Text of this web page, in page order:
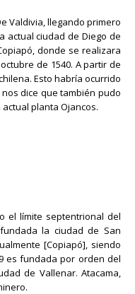
Valdivia, llegando primero
actual ciudad de Diego de
donde se realizara
de 1540. A partir de
Esto habría ocurrido
dice que también pudo
planta Ojancos.
el límite septentrional del
la ciudad de San
[Copiapó], siendo
es fundada por orden del
de Vallenar. Atacama,